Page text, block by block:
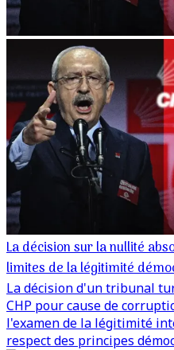
La décision sur la nullité
limites de la légitimité
La décision d'un tribunal
CHP pour cause de
l'examen de la légitimité
respect des principes